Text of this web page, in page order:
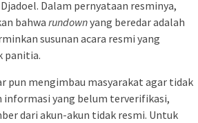
Dalam pernyataan resminya,
bahwa rundownyang beredar adalah
susunan acara resmi yang
panitia.
pun mengimbau masyarakat agar tidak
informasi yang belum terverifikasi,
dari akun-akun tidak resmi. Untuk